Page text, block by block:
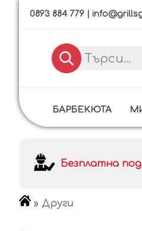
0893 884 779
БАРБЕКЮТА
Безплатна
» Други